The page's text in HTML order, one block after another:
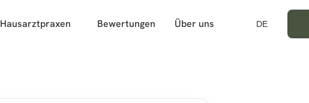
Hausarztpraxen Bewertungen Über uns DE